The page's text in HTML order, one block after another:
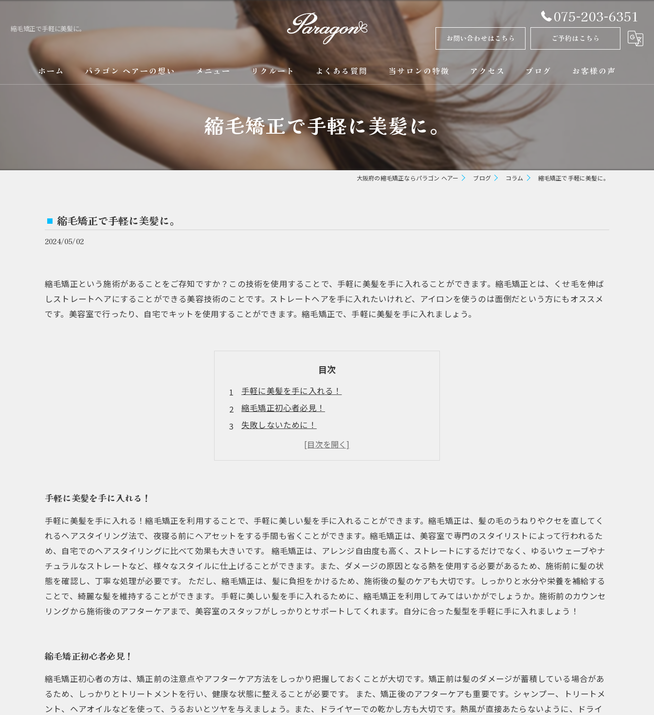
縮毛矯正で手軽に美髪に。
075-203-6351
お問い合わせはこちら ご予約はこちら
ホーム パラゴン ヘアーの想い
サービス
メニュー リクルート よくある質問 当サロンの特徴
京都の縮毛矯正
カラー
トリートメント
ブリーチ縮毛矯正
アクセス ブログ
コラム
お客様の声
縮毛矯正で手軽に美髪に。
大阪府の縮毛矯正ならパラゴン ヘアー ブログ コラム 縮毛矯正で手軽に美髪に。
縮毛矯正で手軽に美髪に。
2024/05/02
縮毛矯正という施術があることをご存知ですか？この技術を使用することで、手軽に美髪を手に入れることができます。縮毛矯正とは、くせ毛を伸ば
しストレートヘアにすることができる美容技術のことです。ストレートヘアを手に入れたいけれど、アイロンを使うのは面倒だという方にもオススメ
です。美容室で行ったり、自宅でキットを使用することができます。縮毛矯正で、手軽に美髪を手に入れましょう。
目次
手軽に美髪を手に入れる！
縮毛矯正初心者必見！
失敗しないために！
美髪を保つために
縮毛矯正に向いている人とは？
手軽に美髪を手に入れる！
手軽に美髪を手に入れる！縮毛矯正を利用することで、手軽に美しい髪を手に入れることができます。縮毛矯正は、髪の毛のうねりやクセを直してく
れるヘアスタイリング法で、夜寝る前にヘアセットをする手間も省くことができます。縮毛矯正は、美容室で専門のスタイリストによって行われるた
め、自宅でのヘアスタイリングに比べて効果も大きいです。 縮毛矯正は、アレンジ自由度も高く、ストレートにするだけでなく、ゆるいウェーブやナ
チュラルなストレートなど、様々なスタイルに仕上げることができます。また、ダメージの原因となる熱を使用する必要があるため、施術前に髪の状
態を確認し、丁寧な処理が必要です。 ただし、縮毛矯正は、髪に負担をかけるため、施術後の髪のケアも大切です。しっかりと水分や栄養を補給する
ことで、綺麗な髪を維持することができます。 手軽に美しい髪を手に入れるために、縮毛矯正を利用してみてはいかがでしょうか。施術前のカウンセ
リングから施術後のアフターケアまで、美容室のスタッフがしっかりとサポートしてくれます。自分に合った髪型を手軽に手に入れましょう！
縮毛矯正初心者必見！
縮毛矯正初心者の方は、矯正前の注意点やアフターケア方法をしっかり把握しておくことが大切です。矯正前は髪のダメージが蓄積している場合があ
るため、しっかりとトリートメントを行い、健康な状態に整えることが必要です。 また、矯正後のアフターケアも重要です。シャンプー、トリートメ
ント、ヘアオイルなどを使って、うるおいとツヤを与えましょう。また、ドライヤーでの乾かし方も大切です。熱風が直接あたらないように、ドライ